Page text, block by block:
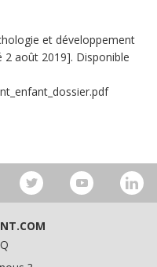
et développement
2 août 2019]. Disponible